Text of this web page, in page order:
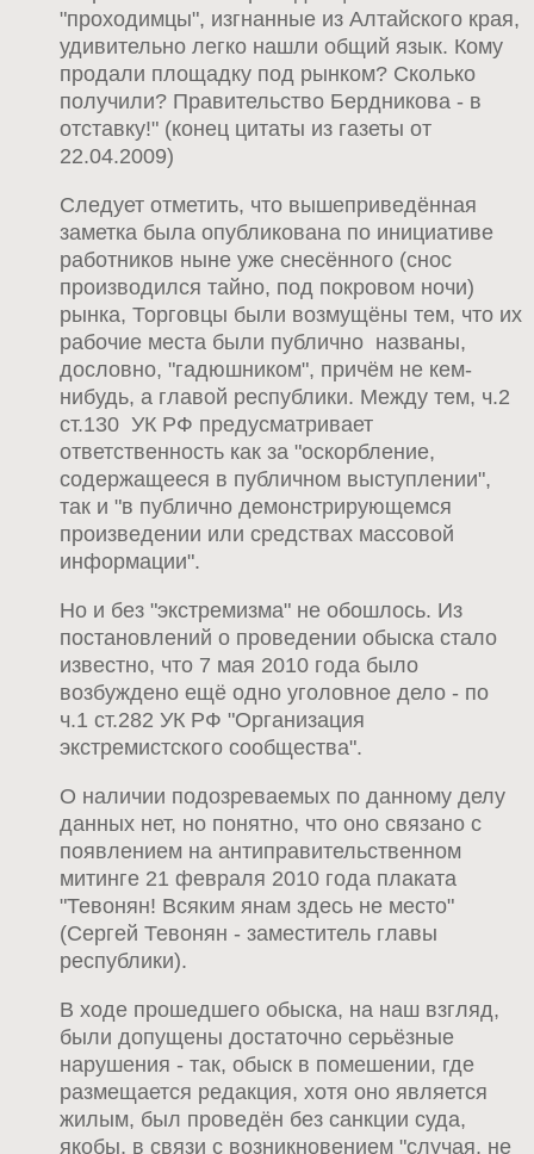
"проходимцы", изгнанные из Алтайского края,
удивительно легко нашли общий язык. Кому
продали площадку под рынком? Сколько
получили? Правительство Бердникова - в
отставку!" (конец цитаты из газеты от
22.04.2009)
Следует отметить, что вышеприведённая
заметка была опубликована по инициативе
работников ныне уже снесённого (снос
производился тайно, под покровом ночи)
рынка, Торговцы были возмущёны тем, что их
рабочие места были публично названы,
дословно, "гадюшником", причём не кем-
нибудь, а главой республики. Между тем, ч.2
ст.130 УК РФ предусматривает
ответственность как за "оскорбление,
содержащееся в публичном выступлении",
так и "в публично демонстрирующемся
произведении или средствах массовой
информации".
Но и без "экстремизма" не обошлось. Из
постановлений о проведении обыска стало
известно, что 7 мая 2010 года было
возбуждено ещё одно уголовное дело - по
ч.1 ст.282 УК РФ "Организация
экстремистского сообщества".
О наличии подозреваемых по данному делу
данных нет, но понятно, что оно связано с
появлением на антиправительственном
митинге 21 февраля 2010 года плаката
"Тевонян! Всяким янам здесь не место"
(Сергей Тевонян - заместитель главы
республики).
В ходе прошедшего обыска, на наш взгляд,
были допущены достаточно серьёзные
нарушения - так, обыск в помешении, где
размещается редакция, хотя оно является
жилым, был проведён без санкции суда,
якобы, в связи с возникновением "случая, не